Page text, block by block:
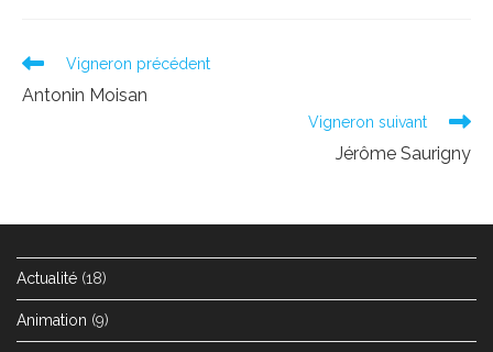
Read
articles
Vigneron précédent
Antonin Moisan
Vigneron suivant
Jérôme Saurigny
Actualité (18)
Animation (9)